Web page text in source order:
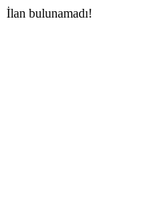
İlan bulunamadı!